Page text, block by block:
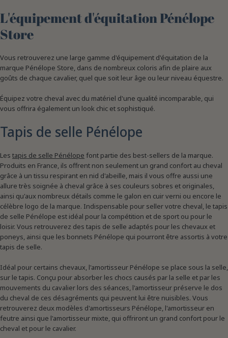
L'équipement d'équitation Pénélope
Store
Vous retrouverez une large gamme d'équipement d'équitation de la
marque Pénélope Store, dans de nombreux coloris afin de plaire aux
goûts de chaque cavalier, quel que soit leur âge ou leur niveau équestre.
Équipez votre cheval avec du matériel d'une qualité incomparable, qui
vous offrira également un look chic et sophistiqué.
Tapis de selle Pénélope
Les tapis de selle Pénélope font partie des best-sellers de la marque.
Produits en France, ils offrent non seulement un grand confort au cheval
grâce à un tissu respirant en nid d'abeille, mais il vous offre aussi une
allure très soignée à cheval grâce à ses couleurs sobres et originales,
ainsi qu'aux nombreux détails comme le galon en cuir verni ou encore le
célèbre logo de la marque. Indispensable pour seller votre cheval, le tapis
de selle Pénélope est idéal pour la compétition et de sport ou pour le
loisir. Vous retrouverez des tapis de selle adaptés pour les chevaux et
poneys, ainsi que les bonnets Pénélope qui pourront être assortis à votre
tapis de selle.
Idéal pour certains chevaux, l'amortisseur Pénélope se place sous la selle,
sur le tapis. Conçu pour absorber les chocs causés par la selle et par les
mouvements du cavalier lors des séances, l'amortisseur préserve le dos
du cheval de ces désagréments qui peuvent lui être nuisibles. Vous
retrouverez deux modèles d'amortisseurs Pénélope, l'amortisseur en
feutre ainsi que l'amortisseur mixte, qui offriront un grand confort pour le
cheval et pour le cavalier.